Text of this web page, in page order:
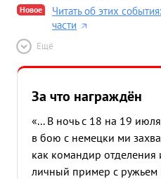
Новое
Читать об этих
части
Ещё
За что награждён
«... В ночь с 18 на 19
в бою с немецки ми
как командир отделения
личный пример с